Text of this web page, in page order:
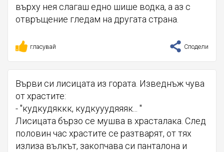
върху нея слагаш едно шише водка, а аз с
отвръщение гледам на другата страна.
гласувай Сподели
Върви си лисицата из гората. Изведнъж чува
от храстите:
- "кудкудяккк, кудкууудяяяк... "
Лисицата бързо се мушва в храсталака. След
половин час храстите се разтварят, от тях
излиза вълкът, закопчава си панталона и